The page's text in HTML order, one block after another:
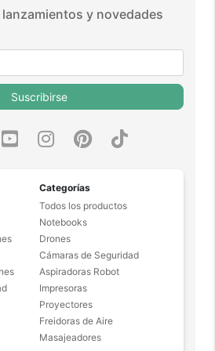
y novedades
Suscribirse
Categorías
Todos los productos
Notebooks
Drones
Cámaras de Seguridad
Aspiradoras Robot
Impresoras
Proyectores
Freidoras de Aire
Masajeadores